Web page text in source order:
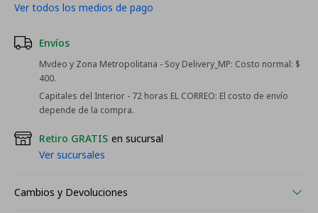
Ver todos los medios de pago
Envíos
Mvdeo y Zona Metropolitana - Soy Delivery_MP: Costo normal: $
400.
Capitales del Interior - 72 horas EL CORREO: El costo de envío
depende de la compra.
Retiro GRATIS en sucursal
Ver sucursales
Cambios y Devoluciones